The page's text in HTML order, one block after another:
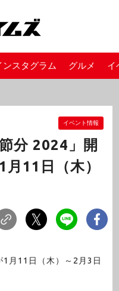
ンスタグラム グルメ イ
イベント情報
分 2024」開
11日（木）
1月11日（木）～2月3日